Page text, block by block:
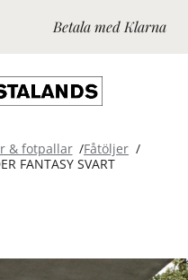
Betala med Klarna
& fotpallar
Fåtöljer
FANTASY SVART